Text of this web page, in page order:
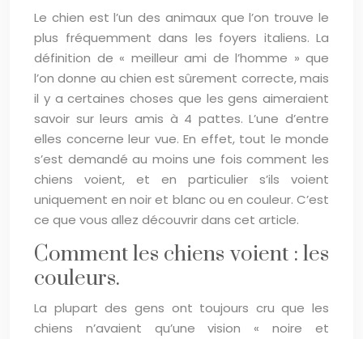
Le chien est l’un des animaux que l’on trouve le
plus fréquemment dans les foyers italiens. La
définition de « meilleur ami de l’homme » que
l’on donne au chien est sûrement correcte, mais
il y a certaines choses que les gens aimeraient
savoir sur leurs amis à 4 pattes. L’une d’entre
elles concerne leur vue. En effet, tout le monde
s’est demandé au moins une fois comment les
chiens voient, et en particulier s’ils voient
uniquement en noir et blanc ou en couleur. C’est
ce que vous allez découvrir dans cet article.
Comment les chiens voient : les
couleurs.
La plupart des gens ont toujours cru que les
chiens n’avaient qu’une vision « noire et